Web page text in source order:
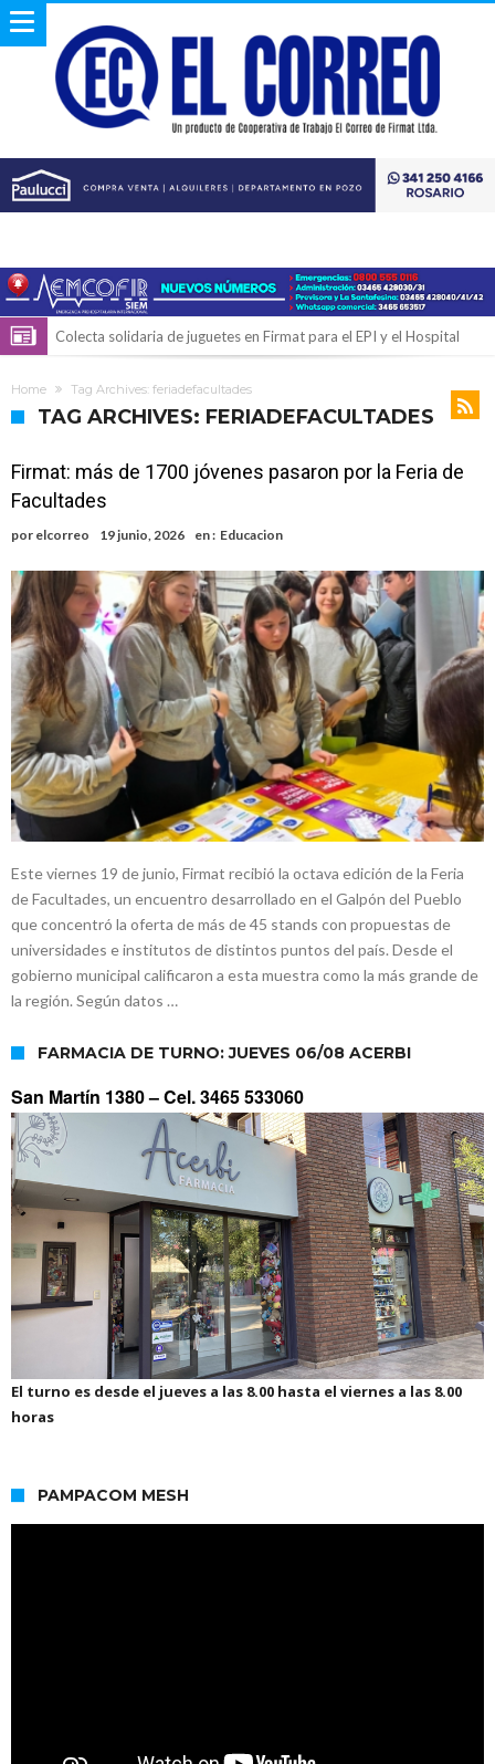
Colecta solidaria de juguetes en Firmat para el EPI y el Hospital
golosinas para agasajar a los niños en su día
Vuelve el básquet: este viernes arranca el Clausura con agenda
Alerta meteorológico: el SMN advierte por tormentas fuertes y
Distinguieron a Ramiro Maldonado, el campeón juvenil de malambo
de Los Quirquinchos
Villada: evalúan obras preventivas ante posibles lluvias intensas
Elortondo: avanza el plan de pavimentación con la licitación de cinco
nuevas cuadras
Home Tag Archives: feriadefacultades
TAG ARCHIVES: FERIADEFACULTADES
Firmat: más de 1700 jóvenes pasaron por la Feria de
Facultades
por elcorreo 19 junio, 2026 en : Educacion
Este viernes 19 de junio, Firmat recibió la octava edición de la Feria
de Facultades, un encuentro desarrollado en el Galpón del Pueblo
que concentró la oferta de más de 45 stands con propuestas de
universidades e institutos de distintos puntos del país. Desde el
gobierno municipal calificaron a esta muestra como la más grande de
la región. Según datos …
FARMACIA DE TURNO: JUEVES 06/08 ACERBI
San Martín 1380 –Cel. 3465 533060
El turno es desde el jueves a las 8.00 hasta el viernes a las 8.00
horas
PAMPACOM MESH